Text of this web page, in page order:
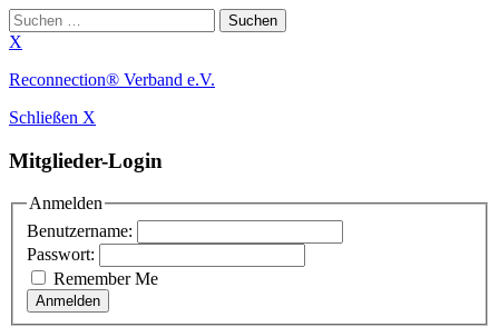
Suchen
nach:
X
Zum
springen
Reconnection® Verband e.V.
Schließen X
Mitglieder-Login
Anmelden
Benutzername:
Passwort:
Remember Me
Anmelden